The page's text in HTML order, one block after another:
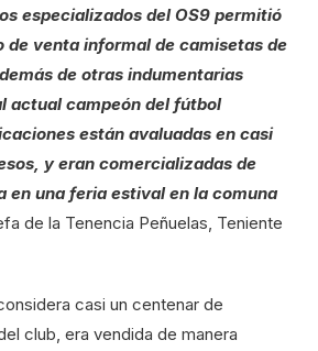
especializados del OS9 permitió
de venta informal de camisetas de
de otras indumentarias
actual campeón del fútbol
están avaluadas en casi
y eran comercializadas de
en una feria estival en la comuna
de la Tenencia Peñuelas, Teniente
casi un centenar de
club, era vendida de manera